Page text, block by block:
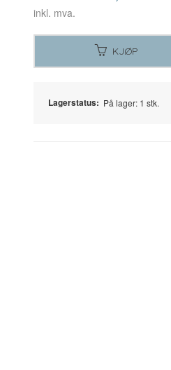
inkl. mva.
KJØP
Lagerstatus: På lager: 1 stk.